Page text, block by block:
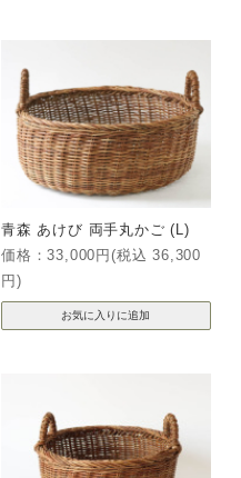
青森 あけび 両手丸かご (L)
価格：33,000円(税込 36,300
円)